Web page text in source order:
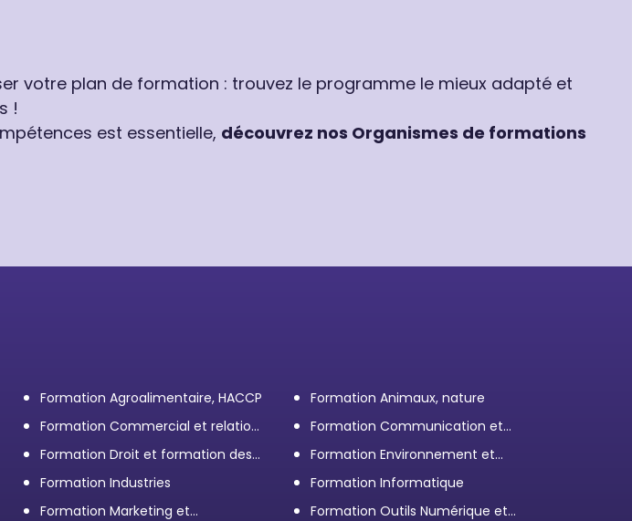
votre plan de formation : trouvez le programme le mieux adapté et
!
est essentielle, découvrez nos Organismes de formations
Formation Agroalimentaire, HACCP
Formation Animaux, nature
Formation Commercial et relation
client
Formation Communication et
efficacité personnelle et
professionnelle
Formation Droit et formation des
Élus
Formation Environnement et
démarche RSE
Formation Industries
Formation Informatique
Formation Marketing et Formation Outils Numérique et